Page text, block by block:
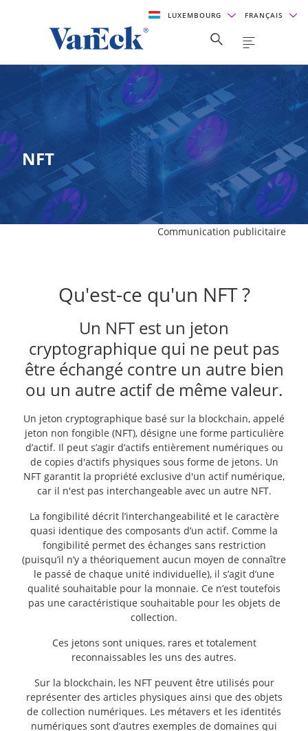
LUXEMBOURG FRANÇAIS
NFT
Communication publicitaire
Qu'est-ce qu'un NFT ?
Un NFT est un jeton
cryptographique qui ne peut pas
être échangé contre un autre bien
ou un autre actif de même valeur.
Un jeton cryptographique basé sur la blockchain, appelé
jeton non fongible (NFT), désigne une forme particulière
d’actif. Il peut s’agir d’actifs entièrement numériques ou
de copies d'actifs physiques sous forme de jetons. Un
NFT garantit la propriété exclusive d'un actif numérique,
car il n'est pas interchangeable avec un autre NFT.
La fongibilité décrit l’interchangeabilité et le caractère
quasi identique des composants d’un actif. Comme la
fongibilité permet des échanges sans restriction
(puisqu’il n’y a théoriquement aucun moyen de connaître
le passé de chaque unité individuelle), il s’agit d’une
qualité souhaitable pour la monnaie. Ce n’est toutefois
pas une caractéristique souhaitable pour les objets de
collection.
Ces jetons sont uniques, rares et totalement
reconnaissables les uns des autres.
Sur la blockchain, les NFT peuvent être utilisés pour
représenter des articles physiques ainsi que des objets
de collection numériques. Les métavers et les identités
numériques sont d’autres exemples de domaines qui